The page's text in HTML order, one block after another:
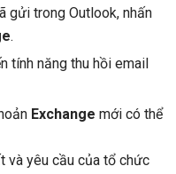
gửi trong Outlook, nhấn
.
tính năng thu hồi email
Exchange mới có thể
và yêu cầu của tổ chức